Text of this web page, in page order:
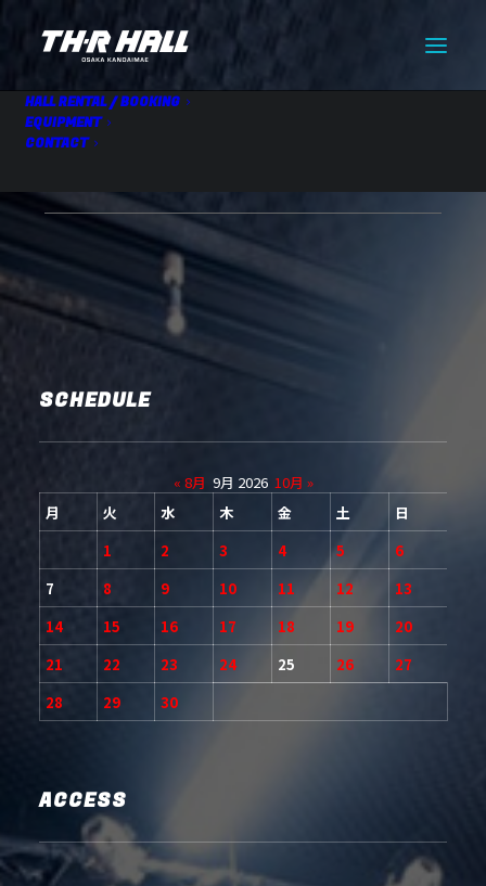
HALL RENTAL / BOOKING
EQUIPMENT
CONTACT
SCHEDULE
« 8月 9月 2026 10月 »
月
火 水 木 金 土
日
1
2 3 4 5
6
7
8 9 10 11 12
13
14
15 16 17 18 19
20
21
22 23 24 25 26
27
28
29 30
ACCESS